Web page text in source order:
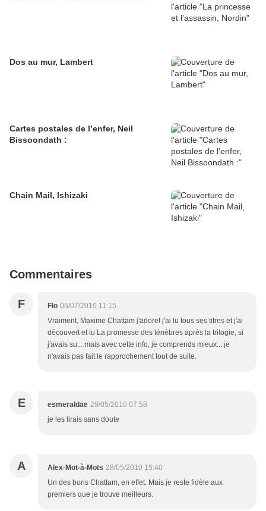
Dos au mur, Lambert
Cartes postales de l’enfer, Neil
Bissoondath :
Chain Mail, Ishizaki
Commentaires
F Flo 06/07/2010 11:15
Vraiment, Maxime Chattam j'adore! j'ai lu tous ses titres et j'ai
découvert et lu La promesse des ténèbres après la trilogie, si
j'avais su... mais avec cette info, je comprends mieux... je
n'avais pas fait le rapprochement tout de suite.
E esmeraldae 29/05/2010 07:58
je les lirais sans doute
A Alex-Mot-à-Mots 28/05/2010 15:40
Un des bons Chattam, en effet. Mais je reste fidèle aux
premiers que je trouve meilleurs.